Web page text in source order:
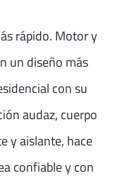
rápido. Motor y
un diseño más
con su
audaz, cuerpo
y aislante, hace
confiable y con